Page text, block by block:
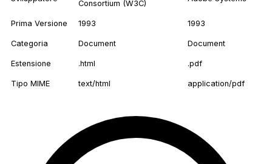
Consortium (W3C)
Prima Versione 1993 1993
Categoria Document Document
Estensione .html .pdf
Tipo MIME text/html application/pdf